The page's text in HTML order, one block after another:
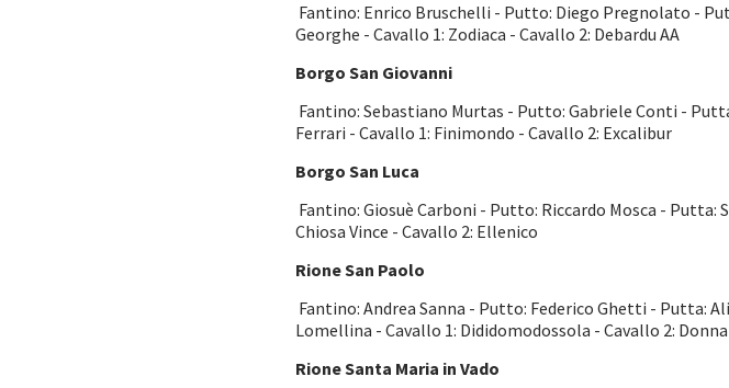
Fantino: Enrico Bruschelli - Putto: Diego Pregnolato -
Georghe - Cavallo 1: Zodiaca - Cavallo 2: Debardu AA
Borgo San Giovanni
Fantino: Sebastiano Murtas - Putto: Gabriele Conti -
Ferrari - Cavallo 1: Finimondo - Cavallo 2: Excalibur
Borgo San Luca
Fantino: Giosuè Carboni - Putto: Riccardo Mosca - Putta:
Chiosa Vince - Cavallo 2: Ellenico
Rione San Paolo
Fantino: Andrea Sanna - Putto: Federico Ghetti - Putta:
Lomellina - Cavallo 1: Dididomodossola - Cavallo 2: Donna
Rione Santa Maria in Vado